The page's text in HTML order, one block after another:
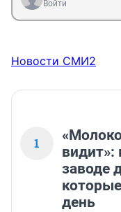
Войти
Новости СМИ2
1
видит»:
заводе
день